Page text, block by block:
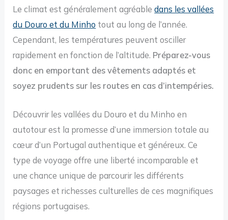
Le climat est généralement agréabledans les vallées
du Douro et du Minho tout au long de l’année.
Cependant, les températures peuvent osciller
rapidement en fonction de l’altitude. Préparez-vous
donc en emportant des vêtements adaptés et
soyez prudents sur les routes en cas d’intempéries.
Découvrir les vallées du Douro et du Minho en
autotour est la promesse d’une immersion totale au
cœur d’un Portugal authentique et généreux. Ce
type de voyage offre une liberté incomparable et
une chance unique de parcourir les différents
paysages et richesses culturelles de ces magnifiques
régions portugaises.